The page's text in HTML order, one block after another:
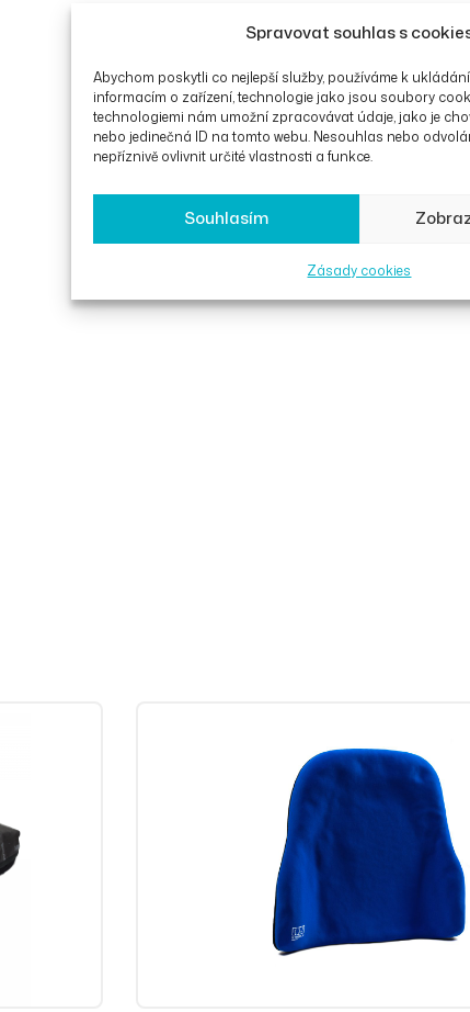
Spravovat souhlas s
Abychom poskytli co nejlepší služby, používáme k
informacím o zařízení, technologie jako jsou soubory
technologiemi nám umožní zpracovávat údaje, jako je
nebo jedinečná ID na tomto webu. Nesouhlas nebo
nepříznivě ovlivnit určité vlastnosti a funkce.
Souhlasím
Zásady cookies